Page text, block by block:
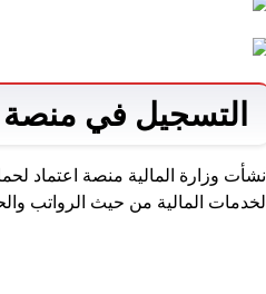
التسجيل في منصة
أنشأت وزارة المالية منصة اعتماد
الخدمات المالية من حيث الرواتب